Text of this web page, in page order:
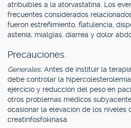
atribuibles a la atorvastatina. Los
frecuentes considerados
fueron estreñimiento, flatulencia,
astenia, mialgias, diarrea y dolor
Precauciones.
Generales:Antes de instituir la
debe controlar la
ejercicio y reducción del peso en
otros problemas médicos
ocasionar la elevación de los niveles
creatinfosfokinasa.